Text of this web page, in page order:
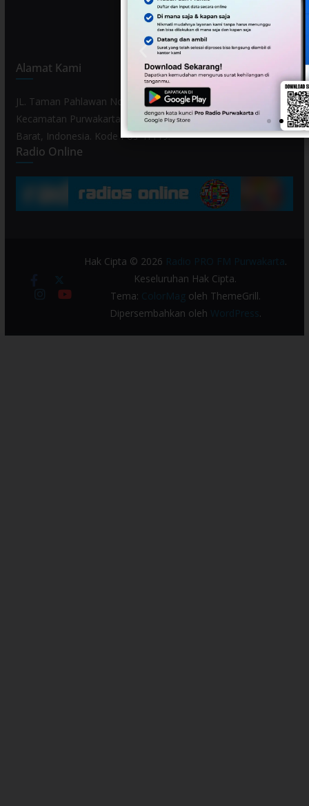
Alamat Kami
JL. Taman Pahlawan No. 80, Kelurahan Purwamekar,
Kecamatan Purwakarta, Kabupaten Purwakarta, Provinsi Jawa
Barat, Indonesia. Kode Pos 41119.
Radio Online
Hak Cipta © 2026 Radio PRO FM Purwakarta.
Keseluruhan Hak Cipta.
Tema: ColorMagoleh ThemeGrill.
Dipersembahkan oleh WordPress.